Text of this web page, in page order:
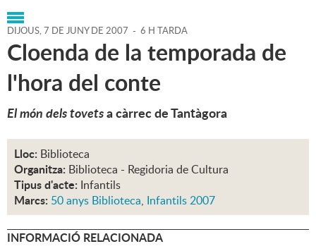
DIJOUS,7 DE JUNY DE 2007 - 6 H TARDA
Cloenda de la temporada de
l'hora del conte
El món dels tovetsa càrrec de Tantàgora
Lloc: Biblioteca
Organitza: Biblioteca - Regidoria de Cultura
Tipus d'acte: Infantils
Marcs: 50 anys Biblioteca, Infantils 2007
INFORMACIÓ RELACIONADA